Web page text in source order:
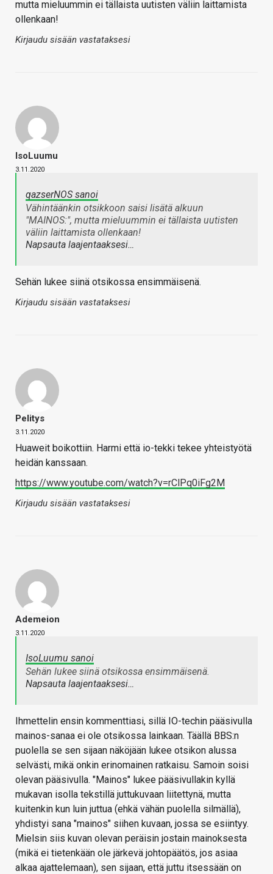
mutta mieluummin ei tällaista uutisten väliin laittamista
ollenkaan!
Kirjaudu sisään vastataksesi
IsoLuumu
3.11.2020
qazserNOS sanoi
Vähintäänkin otsikkoon saisi lisätä alkuun
"MAINOS:", mutta mieluummin ei tällaista uutisten
väliin laittamista ollenkaan!
Napsauta laajentaaksesi…
Sehän lukee siinä otsikossa ensimmäisenä.
Kirjaudu sisään vastataksesi
Pelitys
3.11.2020
Huaweit boikottiin. Harmi että io-tekki tekee yhteistyötä
heidän kanssaan.
https://www.youtube.com/watch?v=rClPq0iFg2M
Kirjaudu sisään vastataksesi
Ademeion
3.11.2020
IsoLuumu sanoi
Sehän lukee siinä otsikossa ensimmäisenä.
Napsauta laajentaaksesi…
Ihmettelin ensin kommenttiasi, sillä IO-techin pääsivulla
mainos-sanaa ei ole otsikossa lainkaan. Täällä BBS:n
puolella se sen sijaan näköjään lukee otsikon alussa
selvästi, mikä onkin erinomainen ratkaisu. Samoin soisi
olevan pääsivulla. "Mainos" lukee pääsivullakin kyllä
mukavan isolla tekstillä juttukuvaan liitettynä, mutta
kuitenkin kun luin juttua (ehkä vähän puolella silmällä),
yhdistyi sana "mainos" siihen kuvaan, jossa se esiintyy.
Mielsin siis kuvan olevan peräisin jostain mainoksesta
(mikä ei tietenkään ole järkevä johtopäätös, jos asiaa
alkaa ajattelemaan), sen sijaan, että juttu itsessään on